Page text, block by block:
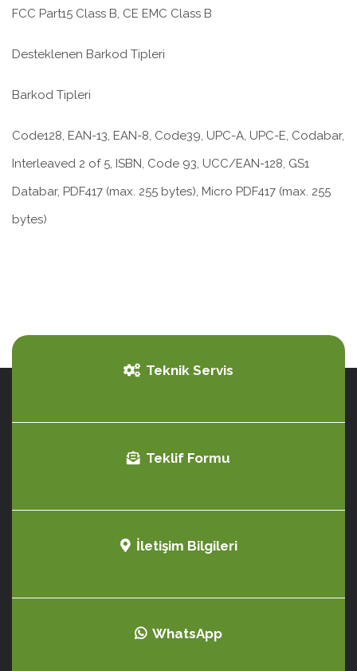
FCC Part15 Class B, CE EMC Class B
Desteklenen Barkod Tipleri
Barkod Tipleri
Code128, EAN-13, EAN-8, Code39, UPC-A, UPC-E, Codabar,
Interleaved 2 of 5, ISBN, Code 93, UCC/EAN-128, GS1
Databar, PDF417 (max. 255 bytes), Micro PDF417 (max. 255
bytes)
Teknik Servis
Teklif Formu
İletişim Bilgileri
WhatsApp